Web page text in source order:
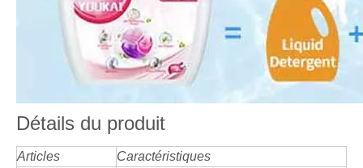
Détails du produit
Articles Caractéristiques